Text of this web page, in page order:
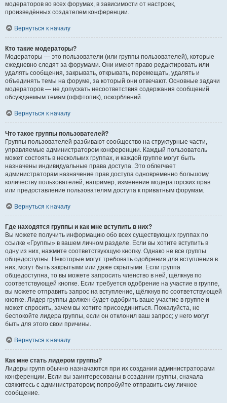
модераторов во всех форумах, в зависимости от настроек,
произведённых создателем конференции.
Вернуться к началу
Кто такие модераторы?
Модераторы — это пользователи (или группы пользователей), которые
ежедневно следят за форумами. Они имеют право редактировать или
удалять сообщения, закрывать, открывать, перемещать, удалять и
объединять темы на форуме, за который они отвечают. Основные задачи
модераторов — не допускать несоответствия содержания сообщений
обсуждаемым темам (оффтопик), оскорблений.
Вернуться к началу
Что такое группы пользователей?
Группы пользователей разбивают сообщество на структурные части,
управляемые администратором конференции. Каждый пользователь
может состоять в нескольких группах, и каждой группе могут быть
назначены индивидуальные права доступа. Это облегчает
администраторам назначение прав доступа одновременно большому
количеству пользователей, например, изменение модераторских прав
или предоставление пользователям доступа к приватным форумам.
Вернуться к началу
Где находятся группы и как мне вступить в них?
Вы можете получить информацию обо всех существующих группах по
ссылке «Группы» в вашем личном разделе. Если вы хотите вступить в
одну из них, нажмите соответствующую кнопку. Однако не все группы
общедоступны. Некоторые могут требовать одобрения для вступления в
них, могут быть закрытыми или даже скрытыми. Если группа
общедоступна, то вы можете запросить членство в ней, щёлкнув по
соответствующей кнопке. Если требуется одобрение на участие в группе,
вы можете отправить запрос на вступление, щёлкнув по соответствующей
кнопке. Лидер группы должен будет одобрить ваше участие в группе и
может спросить, зачем вы хотите присоединиться. Пожалуйста, не
беспокойте лидера группы, если он отклонил ваш запрос; у него могут
быть для этого свои причины.
Вернуться к началу
Как мне стать лидером группы?
Лидеры групп обычно назначаются при их создании администраторами
конференции. Если вы заинтересованы в создании группы, сначала
свяжитесь с администратором; попробуйте отправить ему личное
сообщение.